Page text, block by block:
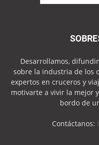
Desarrollamos,
sobre la industria de los
expertos en cruceros y
motivarte a vivir la mejor
bordo de
Contáctanos: